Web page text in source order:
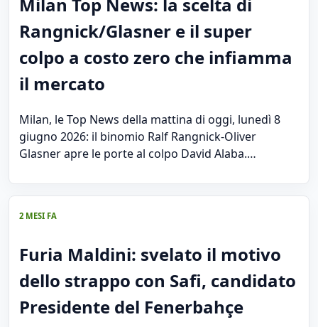
Rangnick/Glasner e il super
colpo a costo zero che infiamma
il mercato
Milan, le Top News della mattina di oggi, lunedì 8
giugno 2026: il binomio Ralf Rangnick-Oliver
Glasner apre le porte al colpo David Alaba.…
2 MESI FA
Furia Maldini: svelato il motivo
dello strappo con Safi, candidato
Presidente del Fenerbahçe